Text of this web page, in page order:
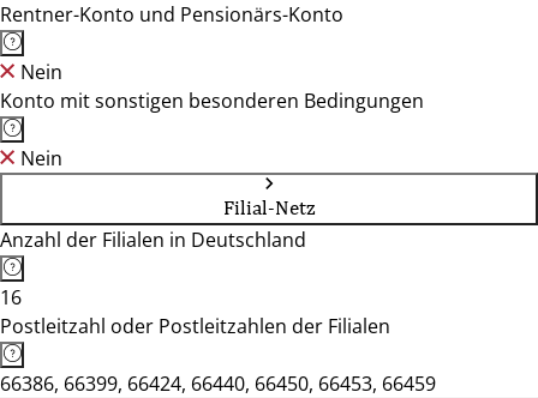
Rentner-Konto und Pensionärs-Konto
Nein
Konto mit sonstigen besonderen Bedingungen
Nein
Filial-Netz
Anzahl der Filialen in Deutschland
16
Postleitzahl oder Postleitzahlen der Filialen
66386, 66399, 66424, 66440, 66450, 66453, 66459